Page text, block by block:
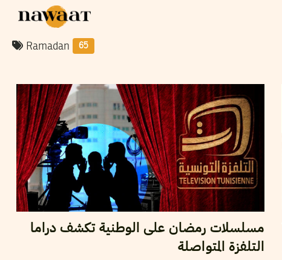
Ramadan 65
مسلسلات رمضان على الوطنية تكشف دراما
التلفزة المتواصلة